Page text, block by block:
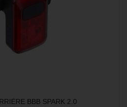
BBB SPARK 2.0